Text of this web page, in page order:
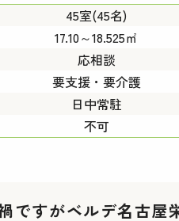
45室(45名)
17.10～18.525㎡
応相談
要支援・要介護
日中常駐
不可
ですがベルデ名古屋